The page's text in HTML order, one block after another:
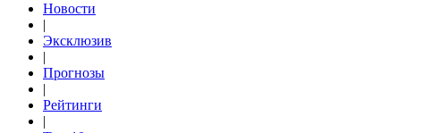
Новости
|
Эксклюзив
|
Прогнозы
|
Рейтинги
|